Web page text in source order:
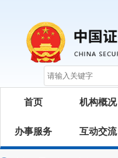
首页 机构概况
办事服务 互动交流